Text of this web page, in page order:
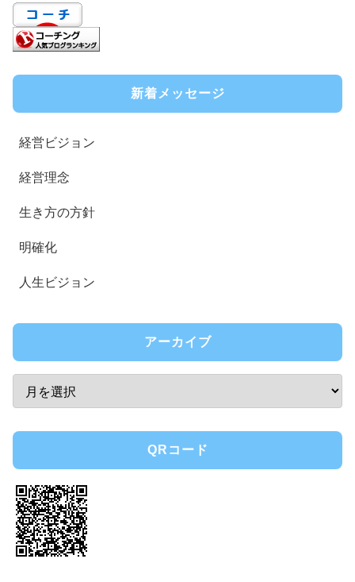
新着メッセージ
経営ビジョン
経営理念
生き方の方針
明確化
人生ビジョン
アーカイブ
QRコード